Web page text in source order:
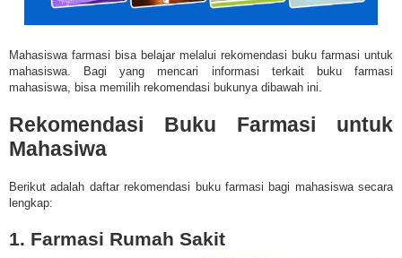
Mahasiswa farmasi bisa belajar melalui rekomendasi buku farmasi untuk
mahasiswa.
Bagi yang mencari informasi terkait buku farmasi
mahasiswa, bisa memilih rekomendasi bukunya dibawah ini.
Rekomendasi Buku Farmasi untuk
Mahasiwa
Berikut adalah daftar rekomendasi buku farmasi bagi mahasiswa secara
lengkap:
1. Farmasi Rumah Sakit